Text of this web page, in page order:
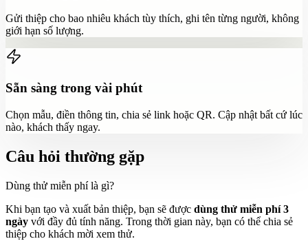
Gửi thiệp cho bao nhiêu khách tùy thích, ghi tên từng người, không
giới hạn số lượng.
Sẵn sàng trong vài phút
Chọn mẫu, điền thông tin, chia sẻ link hoặc QR. Cập nhật bất cứ lúc
nào, khách thấy ngay.
Câu hỏi thường gặp
Dùng thử miễn phí là gì?
Khi bạn tạo và xuất bản thiệp, bạn sẽ được dùng thử miễn phí 3
ngày với đầy đủ tính năng. Trong thời gian này, bạn có thể chia sẻ
thiệp cho khách mời xem thử.